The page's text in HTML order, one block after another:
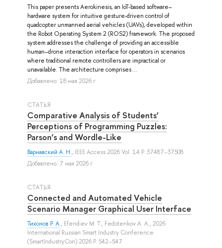
This paper presents Aerokinesis, an IoT-based software–
hardware system for intuitive gesture-driven control of
quadcopter unmanned aerial vehicles (UAVs), developed within
the Robot Operating System 2 (ROS2) framework. The proposed
system addresses the challenge of providing an accessible
human–drone interaction interface for operators in scenarios
where traditional remote controllers are impractical or
unavailable. The architecture comprises ...
Добавлено: 18 мая 2026 г.
СТАТЬЯ
Comparative Analysis of Students’
Perceptions of Programming Puzzles:
Parson’s and Wordle-Like
Варнавский А. Н., IEEE Access 2026 Vol. 14 P. 37487–37508
Добавлено: 7 мая 2026 г.
СТАТЬЯ
Connected and Automated Vehicle
Scenario Manager Graphical User Interface
Тихонов Р. А., Efendiev M. T., Fedotenkov A. A., 2026
International Russian Smart Industry Conference
(SmartIndustryCon) 2026 P. 542–547